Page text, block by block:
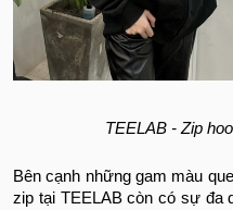
TEELAB - Zip
Bên cạnh những gam màu
zip tại TEELAB còn có sự đa